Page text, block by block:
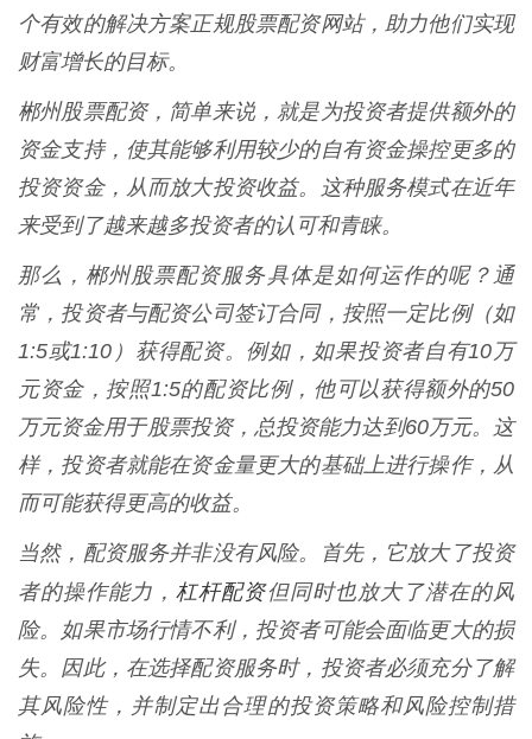
个有效的解决方案正规股票配资网站，助力他们实现
财富增长的目标。
郴州股票配资，简单来说，就是为投资者提供额外的
资金支持，使其能够利用较少的自有资金操控更多的
投资资金，从而放大投资收益。这种服务模式在近年
来受到了越来越多投资者的认可和青睐。
那么，郴州股票配资服务具体是如何运作的呢？通
常，投资者与配资公司签订合同，按照一定比例（如
1:5或1:10）获得配资。例如，如果投资者自有10万
元资金，按照1:5的配资比例，他可以获得额外的50
万元资金用于股票投资，总投资能力达到60万元。这
样，投资者就能在资金量更大的基础上进行操作，从
而可能获得更高的收益。
当然，配资服务并非没有风险。首先，它放大了投资
者的操作能力，杠杆配资但同时也放大了潜在的风
险。如果市场行情不利，投资者可能会面临更大的损
失。因此，在选择配资服务时，投资者必须充分了解
其风险性，并制定出合理的投资策略和风险控制措